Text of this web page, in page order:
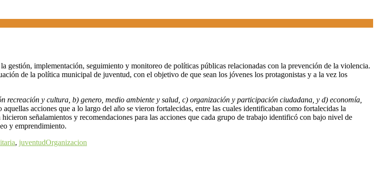
implementación, seguimiento y monitoreo de políticas públicas relacionadas con la prevención de la violencia.
de la política municipal de juventud, con el objetivo de que sean los jóvenes los protagonistas y a la vez los
recreación y cultura, b) genero, medio ambiente y salud, c) organización y participación ciudadana, y d) economía,
aquellas acciones que a lo largo del año se vieron fortalecidas, entre las cuales identificaban como fortalecidas la
señalamientos y recomendaciones para las acciones que cada grupo de trabajo identificó con bajo nivel de
y emprendimiento.
, juventudOrganizacion